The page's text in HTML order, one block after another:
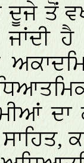
ਤੋਂ
ਜਾਂਦੀ
ਦਾ